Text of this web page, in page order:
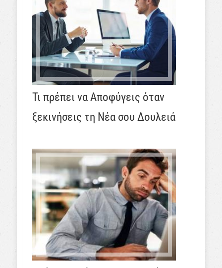
Τι πρέπει να Αποφύγεις όταν
ξεκινήσεις τη Νέα σου Δουλειά